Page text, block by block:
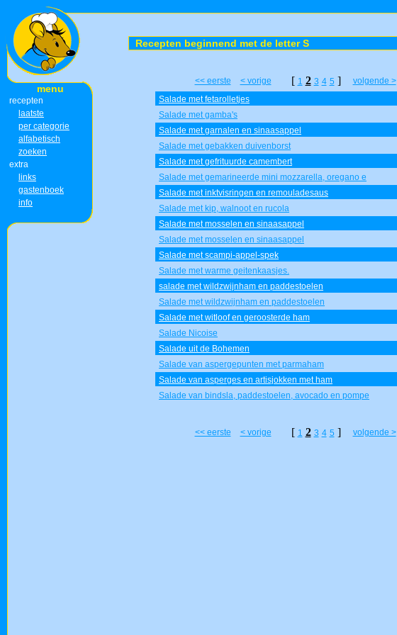
menu
recepten
laatste
per categorie
alfabetisch
zoeken
extra
links
gastenboek
info
Recepten beginnend met de letter S
<< eerste
< vorige [ 1 2 3 4 5 ] volgende >
Salade met fetarolletjes
Salade met gamba's
Salade met garnalen en sinaasappel
Salade met gebakken duivenborst
Salade met gefrituurde camembert
Salade met gemarineerde mini mozzarella, oregano e
Salade met inktvisringen en remouladesaus
Salade met kip, walnoot en rucola
Salade met mosselen en sinaasappel
Salade met mosselen en sinaasappel
Salade met scampi-appel-spek
Salade met warme geitenkaasjes.
salade met wildzwijnham en paddestoelen
Salade met wildzwijnham en paddestoelen
Salade met witloof en geroosterde ham
Salade Nicoise
Salade uit de Bohemen
Salade van aspergepunten met parmaham
Salade van asperges en artisjokken met ham
Salade van bindsla, paddestoelen, avocado en pompe
<< eerste
< vorige [ 1 2 3 4 5 ] volgende >